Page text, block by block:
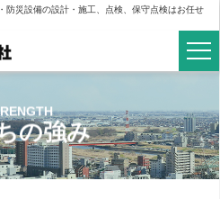
防災設備の設計・施工、点検、保守点検はお任せ
の強み